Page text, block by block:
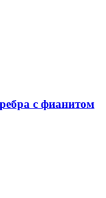
с фианитом